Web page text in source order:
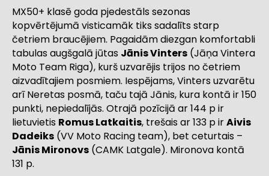
MX50+ klasē goda pjedestāls sezonas
kopvērtējumā visticamāk tiks sadalīts starp
četriem braucējiem. Pagaidām diezgan komfortabli
tabulas augšgalā jūtas Jānis Vinters (Jāņa Vintera
Moto Team Riga), kurš uzvarējis trijos no četriem
aizvadītajiem posmiem. Iespējams, Vinters uzvarētu
arī Neretas posmā, taču tajā Jānis, kura kontā ir 150
punkti, nepiedalījās. Otrajā pozīcijā ar 144 p ir
lietuvietis Romus Latkaitis, trešais ar 133 p irAivis
Dadeiks (VV Moto Racing team), bet ceturtais –
Jānis Mironovs (CAMK Latgale). Mironova kontā
131 p.